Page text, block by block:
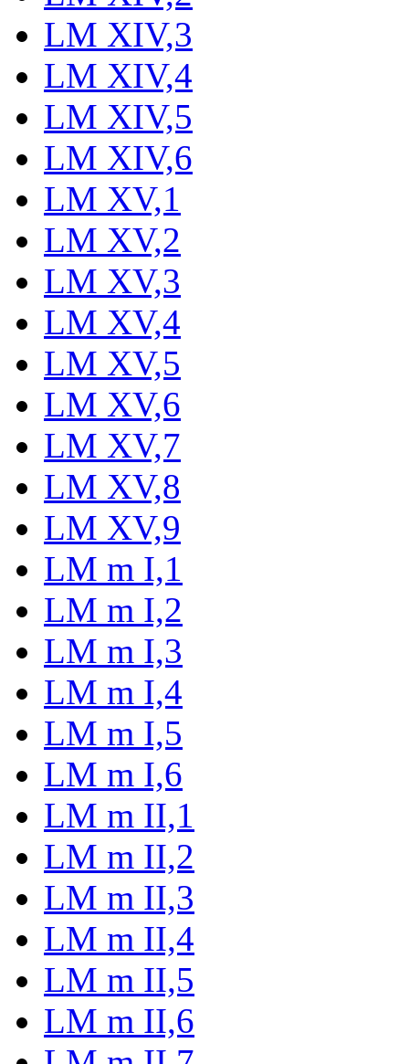
LM XIV,3
LM XIV,4
LM XIV,5
LM XIV,6
LM XV,1
LM XV,2
LM XV,3
LM XV,4
LM XV,5
LM XV,6
LM XV,7
LM XV,8
LM XV,9
LM m I,1
LM m I,2
LM m I,3
LM m I,4
LM m I,5
LM m I,6
LM m II,1
LM m II,2
LM m II,3
LM m II,4
LM m II,5
LM m II,6